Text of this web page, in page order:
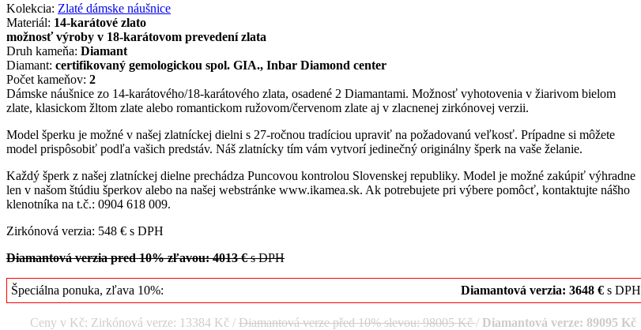
Kolekcia: Zlaté dámske náušnice
Materiál: 14-karátové zlato
možnosť výroby v 18-karátovom prevedení zlata
Druh kameňa: Diamant
Diamant: certifikovaný gemologickou spol. GIA., Inbar Diamond center
Počet kameňov: 2
Dámske náušnice zo 14-karátového/18-karátového zlata, osadené 2 Diamantami. Možnosť vyhotovenia v žiarivom bielom
zlate, klasickom žltom zlate alebo romantickom ružovom/červenom zlate aj v zlacnenej zirkónovej verzii.
Model šperku je možné v našej zlatníckej dielni s 27-ročnou tradíciou upraviť na požadovanú veľkosť. Prípadne si môžete
model prispôsobiť podľa vašich predstáv. Náš zlatnícky tím vám vytvorí jedinečný originálny šperk na vaše želanie.
Každý šperk z našej zlatníckej dielne prechádza Puncovou kontrolou Slovenskej republiky. Model je možné zakúpiť výhradne
len v našom štúdiu šperkov alebo na našej webstránke www.ikamea.sk. Ak potrebujete pri výbere pomôcť, kontaktujte nášho
klenotníka na t.č.: 0904 618 009.
Zirkónová verzia: 548 € s DPH
Diamantová verzia pred 10% zľavou: 4013 €s DPH
Špeciálna ponuka, zľava 10%: Diamantová verzia: 3648 €s DPH
Ceny v Kč: Zirkónová verze: 13384 Kč / Diamantová verze před 10% slevou: 98005 Kč/ Diamantová verze: 89095 Kč